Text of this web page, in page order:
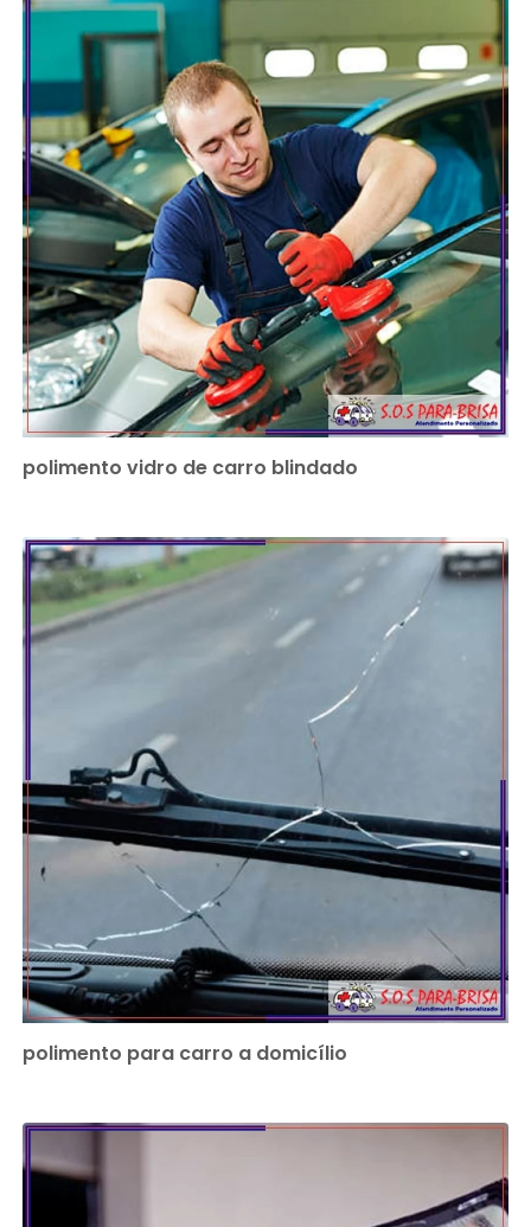
polimento vidro de carro blindado
polimento para carro a domicílio